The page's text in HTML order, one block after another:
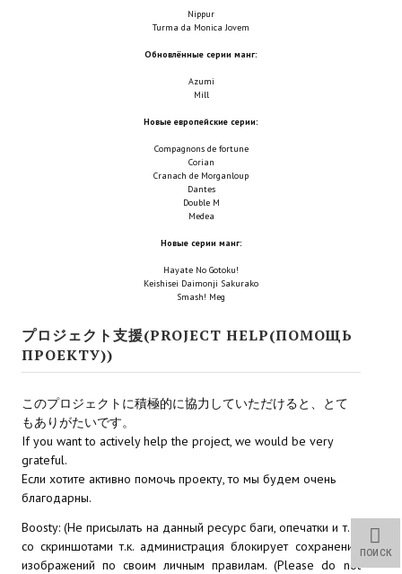
Dungeon Siege 2 Legendary Mod (Русские субтитры)
Теневой кардинал для Скайрима
Apella 2.0 CBBE SSE BodySlide (with Physics)
Kitana CBBE SSE BodySlide (with Physics)
Nekomimi
New Light Skyrim SE
SB Corset Armor CBBE SSE BodySlide (with Physics)
Wedding Wear CBBE SSE BodySlide (with Physics)
Работы Тестера 55
Наёмный оборотень
Небесный воин
Nippur
Turma da Monica Jovem
Обновлённые серии манг:
Azumi
Mill
Новые европейские серии:
Compagnons de fortune
Corian
Cranach de Morganloup
Dantes
Double M
Medea
Новые серии манг:
Hayate No Gotoku!
Keishisei Daimonji Sakurako
Smash! Meg
プロジェクト支援(PROJECT HELP(ПОМОЩЬ
ПРОЕКТУ))
このプロジェクトに積極的に協力していただけると、とて
もありがたいです。
If you want to actively help the project, we would be very
grateful.
Если хотите активно помочь проекту, то мы будем очень
благодарны.
Boosty: (Не присылать на данный ресурс баги, опечатки и т.д.
со скриншотами т.к. администрация блокирует сохранение
изображений по своим личным правилам. (Please do not
ПОИСК